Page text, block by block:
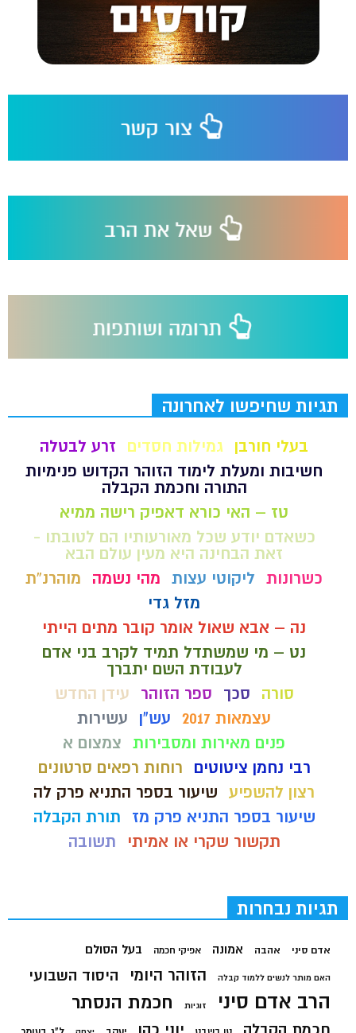
תגיות שחיפשו לאחרונה
בעלי חורבן גמילות חסדים
זרע לבטלה
חשיבות ומעלת לימוד הזוהר הקדוש פנימיות
התורה וחכמת הקבלה
טז – האי כורא דאפיק רישה ממיא
כשאדם יודע שכל מאורעותיו הם לטובתו -
זאת הבחינה היא מעין עולם הבא
כשרונות ליקוטי עצות מהי נשמה
מוהרנ”ת
מזל גדי
נה – אבא שאול אומר קובר מתים הייתי
נט – מי שמשתדל תמיד לקרב בני אדם
לעבודת השם יתברך
סורה
סכך ספר הזוהר
עידן החדש
עצמאות 2017
עש"ן
עשירות
פנים מאירות ומסבירות צמצום א
רבי נחמן ציטוטים
רוחות רפאים סרטונים
רצון להשפיע שיעור בספר התניא פרק לה
שיעור בספר התניא פרק מז
תורת הקבלה
תקשור שקרי או אמיתי
תשובה
תגיות נבחרות
אדם סיני אהבה אמונה אפיקי חכמה בעל הסולם
האם מותר לנשים ללמוד קבלה הזוהר היומי היסוד השבועי
הרב אדם סיני זוגיות חכמת הנסתר